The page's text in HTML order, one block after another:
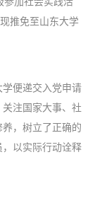
推免至山东大学
便递交入党申请
注国家大事、社
，树立了正确的
以实际行动诠释